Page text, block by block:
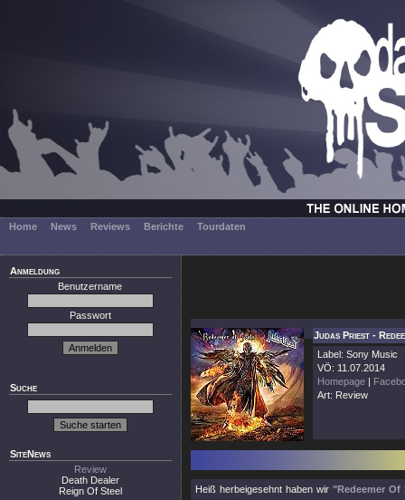
Home News Reviews Berichte Tourdaten
Anmeldung
Benutzername
Passwort
Suche
SiteNews
Review
Death Dealer
Reign Of Steel
Judas Priest -
Label: Sony Music
VÖ: 11.07.2014
Homepage |
Art: Review
Heiß herbeigesehnt haben wir"Redeemer Of